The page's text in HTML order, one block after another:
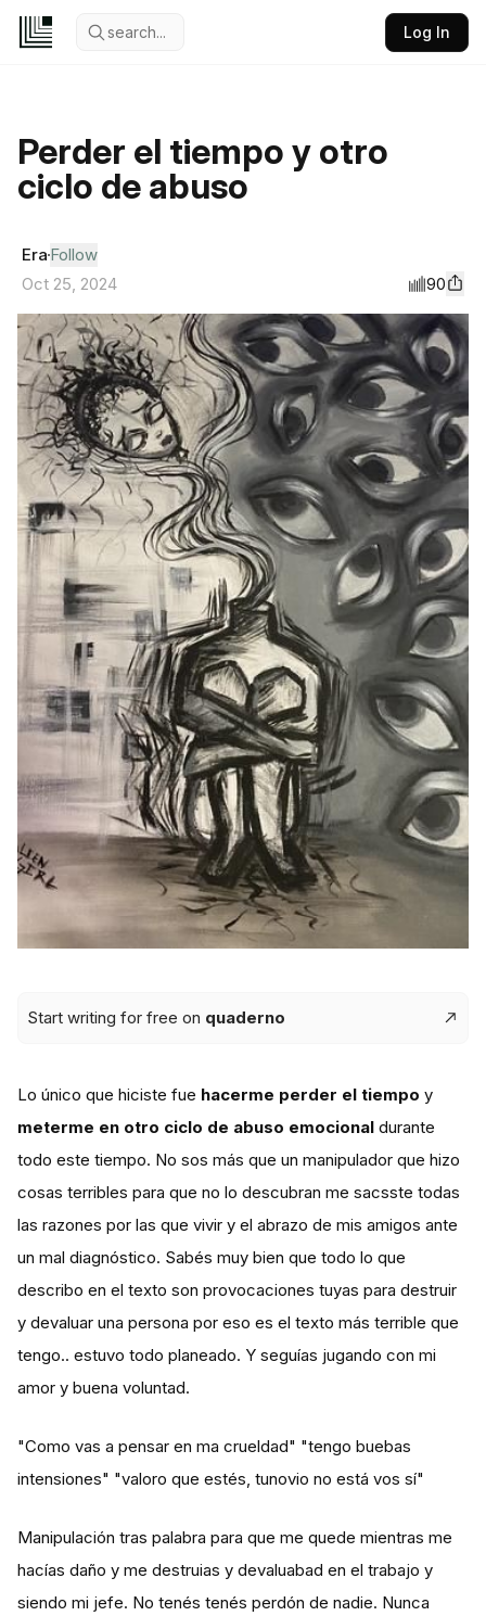
search... Log In
Perder el tiempo y otro
ciclo de abuso
Era Follow
Oct 25, 2024
90
Start writing for free on quaderno
Lo único que hiciste fue hacerme perder el tiempo y
meterme en otro ciclo de abuso emocional durante
todo este tiempo. No sos más que un manipulador que hizo
cosas terribles para que no lo descubran me sacsste todas
las razones por las que vivir y el abrazo de mis amigos ante
un mal diagnóstico. Sabés muy bien que todo lo que
describo en el texto son provocaciones tuyas para destruir
y devaluar una persona por eso es el texto más terrible que
tengo.. estuvo todo planeado. Y seguías jugando con mi
amor y buena voluntad.
"Como vas a pensar en ma crueldad" "tengo buebas
intensiones" "valoro que estés, tunovio no está vos sí"
Manipulación tras palabra para que me quede mientras me
hacías daño y me destruias y devaluabad en el trabajo y
siendo mi jefe. No tenés tenés perdón de nadie. Nunca